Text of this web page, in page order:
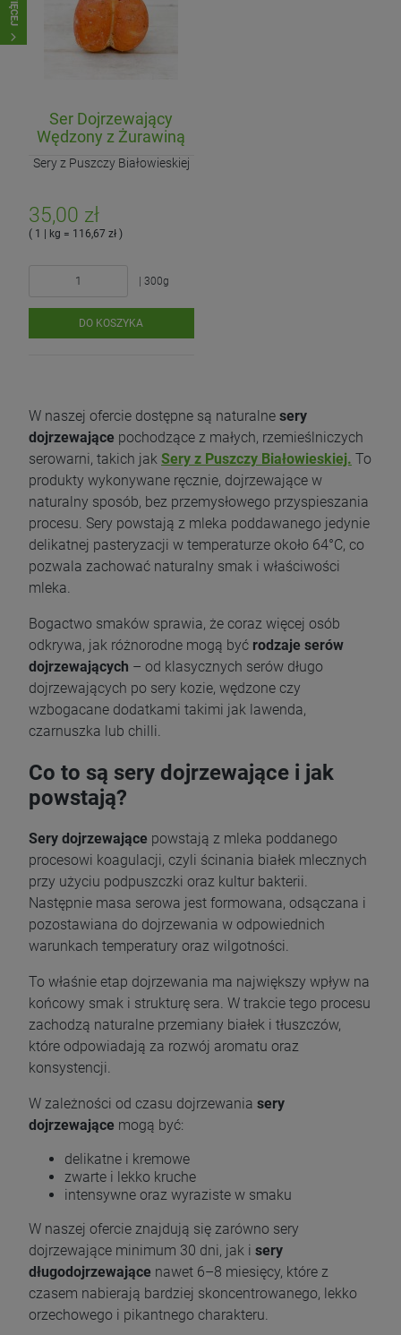
WIĘCEJ
Ser Dojrzewający
Wędzony z Żurawiną
Sery z Puszczy Białowieskiej
35,00 zł
( 1 | kg = 116,67 zł )
| 300g
DO KOSZYKA
W naszej ofercie dostępne są naturalne sery
dojrzewające pochodzące z małych, rzemieślniczych
serowarni, takich jak Sery z Puszczy Białowieskiej. To
produkty wykonywane ręcznie, dojrzewające w
naturalny sposób, bez przemysłowego przyspieszania
procesu. Sery powstają z mleka poddawanego jedynie
delikatnej pasteryzacji w temperaturze około 64°C, co
pozwala zachować naturalny smak i właściwości
mleka.
Bogactwo smaków sprawia, że coraz więcej osób
odkrywa, jak różnorodne mogą być rodzaje serów
dojrzewających – od klasycznych serów długo
dojrzewających po sery kozie, wędzone czy
wzbogacane dodatkami takimi jak lawenda,
czarnuszka lub chilli.
Co to są sery dojrzewające i jak
powstają?
Sery dojrzewające powstają z mleka poddanego
procesowi koagulacji, czyli ścinania białek mlecznych
przy użyciu podpuszczki oraz kultur bakterii.
Następnie masa serowa jest formowana, odsączana i
pozostawiana do dojrzewania w odpowiednich
warunkach temperatury oraz wilgotności.
To właśnie etap dojrzewania ma największy wpływ na
końcowy smak i strukturę sera. W trakcie tego procesu
zachodzą naturalne przemiany białek i tłuszczów,
które odpowiadają za rozwój aromatu oraz
konsystencji.
W zależności od czasu dojrzewania sery
dojrzewające mogą być:
delikatne i kremowe
zwarte i lekko kruche
intensywne oraz wyraziste w smaku
W naszej ofercie znajdują się zarówno sery
dojrzewające minimum 30 dni, jak i sery
długodojrzewające nawet 6–8 miesięcy, które z
czasem nabierają bardziej skoncentrowanego, lekko
orzechowego i pikantnego charakteru.